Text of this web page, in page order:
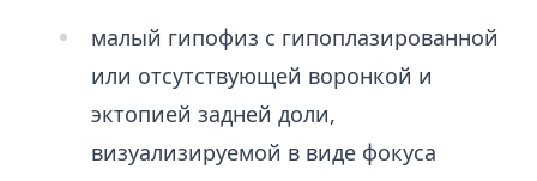
малый гипофиз с гипоплазированной
или отсутствующей воронкой и
эктопией задней доли,
визуализируемой в виде фокуса